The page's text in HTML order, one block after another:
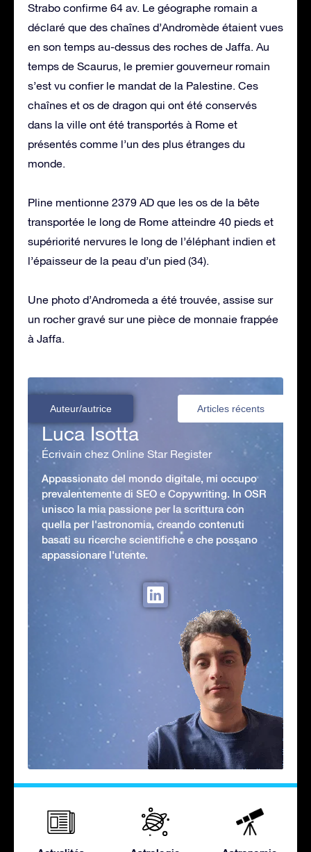
Strabo confirme 64 av. Le géographe romain a
déclaré que des chaînes d’Andromède étaient vues
en son temps au-dessus des roches de Jaffa. Au
temps de Scaurus, le premier gouverneur romain
s’est vu confier le mandat de la Palestine. Ces
chaînes et os de dragon qui ont été conservés
dans la ville ont été transportés à Rome et
présentés comme l’un des plus étranges du
monde.
Pline mentionne 2379 AD que les os de la bête
transportée le long de Rome atteindre 40 pieds et
supériorité nervures le long de l’éléphant indien et
l’épaisseur de la peau d’un pied (34).
Une photo d’Andromeda a été trouvée, assise sur
un rocher gravé sur une pièce de monnaie frappée
à Jaffa.
Auteur/autrice Articles récents
Luca Isotta
Écrivain chez Online Star Register
Appassionato del mondo digitale, mi occupo
prevalentemente di SEO e Copywriting. In OSR
unisco la mia passione per la scrittura con
quella per l'astronomia, creando contenuti
basati su ricerche scientifiche e che possano
appassionare l'utente.